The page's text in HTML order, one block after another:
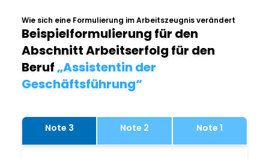
Wie sich eine Formulierung im Arbeitszeugnis verändert
Beispielformulierung für den
Abschnitt Arbeitserfolg für den
Beruf„Assistentin der
Geschäftsführung“
Note 3 Note 2 Note 1